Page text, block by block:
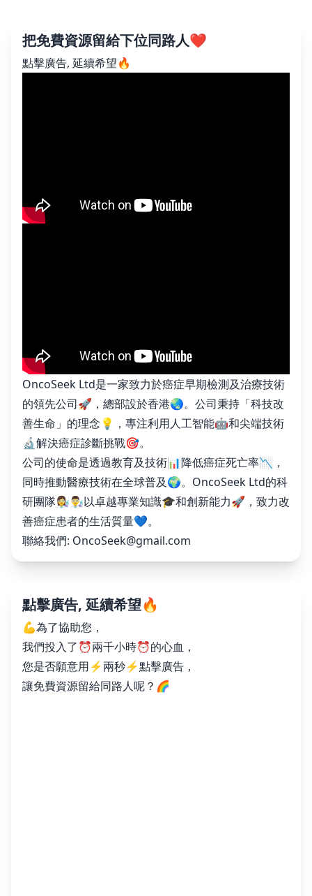
把免費資源留給下位同路人❤️
點擊廣告, 延續希望🔥
OncoSeek Ltd是一家致力於癌症早期檢測及治療技術
的領先公司🚀，總部設於香港🌏。公司秉持「科技改
善生命」的理念💡，專注利用人工智能🤖和尖端技術
🔬解決癌症診斷挑戰🎯。
公司的使命是透過教育及技術📊降低癌症死亡率📉，
同時推動醫療技術在全球普及🌍。OncoSeek Ltd的科
研團隊👩‍🔬👨‍🔬以卓越專業知識🎓和創新能力🚀，致力改
善癌症患者的生活質量💙。
聯絡我們: OncoSeek@gmail.com
點擊廣告, 延續希望🔥
💪為了協助您，
我們投入了⏰兩千小時⏰的心血，
您是否願意用⚡️兩秒⚡️點擊廣告，
讓免費資源留給同路人呢？🌈